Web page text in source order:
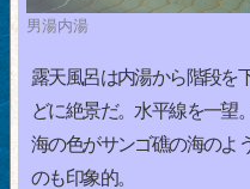
男湯内湯
露天風呂は内湯から階段を
どに絶景だ。水平線を一望
海の色がサンゴ礁の海のよ
のも印象的。